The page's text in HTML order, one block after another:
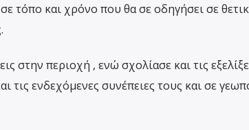
τόπο και χρόνο που θα σε οδηγήσει σε
στην περιοχή , ενώ σχολίασε και τις
ενδεχόμενες συνέπειες τους και σε